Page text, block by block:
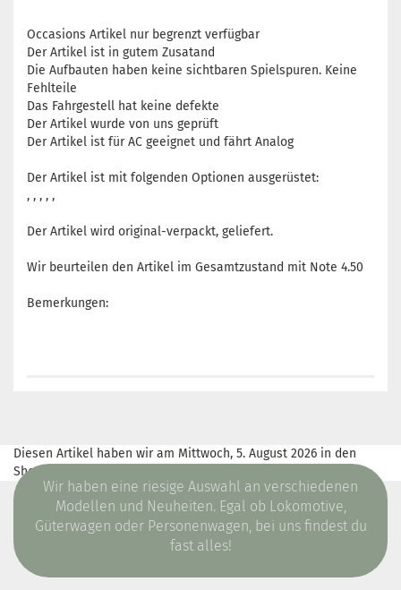
Occasions Artikel nur begrenzt verfügbar
Der Artikel ist in gutem Zusatand
Die Aufbauten haben keine sichtbaren Spielspuren. Keine
Fehlteile
Das Fahrgestell hat keine defekte
Der Artikel wurde von uns geprüft
Der Artikel ist für AC geeignet und fährt Analog
Der Artikel ist mit folgenden Optionen ausgerüstet:
, , , , ,
Der Artikel wird original-verpackt, geliefert.
Wir beurteilen den Artikel im Gesamtzustand mit Note 4.50
Bemerkungen:
Diesen Artikel haben wir am Mittwoch, 5. August 2026 in den
Shop aufgenommen.
Wir haben eine riesige Auswahl an verschiedenen
Modellen und Neuheiten. Egal ob Lokomotive,
Güterwagen oder Personenwagen, bei uns findest du
fast alles!